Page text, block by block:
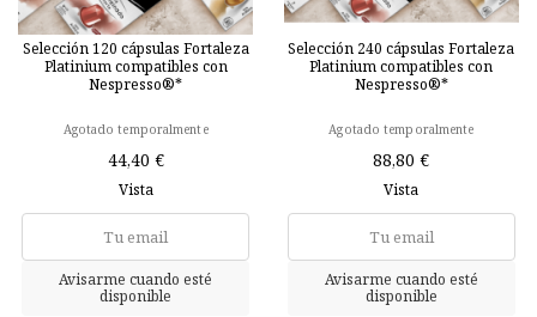
Selección 120 cápsulas Fortaleza
Platinium compatibles con
Nespresso®*
Agotado temporalmente
44,40 €
Vista
Selección 240 cápsulas Fortaleza
Platinium compatibles con
Nespresso®*
Agotado temporalmente
88,80 €
Vista